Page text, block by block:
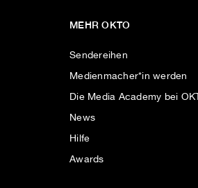
MEHR OKTO
Sendereihen
Medienmacher*in werden
Die Media Academy bei
News
Hilfe
Awards